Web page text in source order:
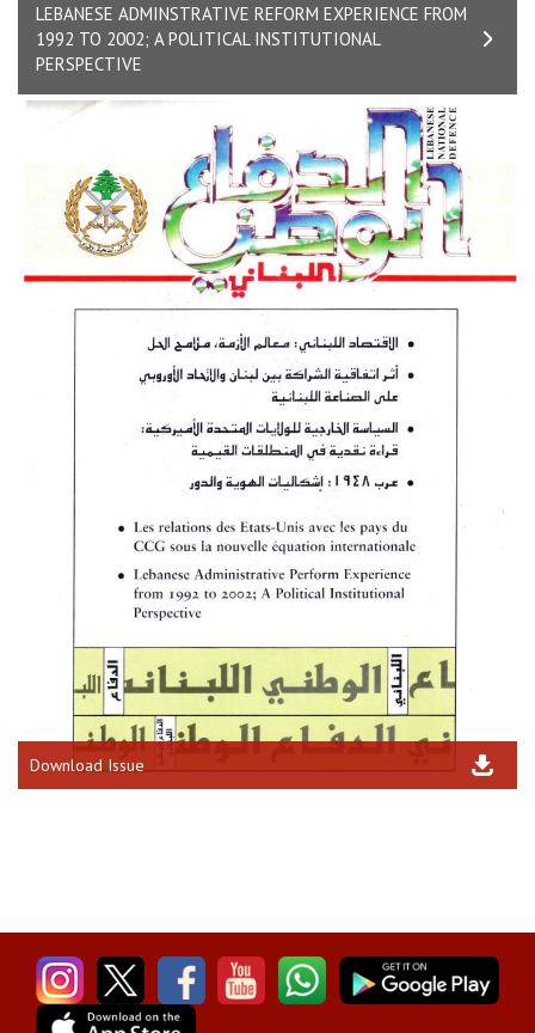
LEBANESE ADMINSTRATIVE REFORM EXPERIENCE FROM
1992 TO 2002; A POLITICAL INSTITUTIONAL
PERSPECTIVE
Download Issue